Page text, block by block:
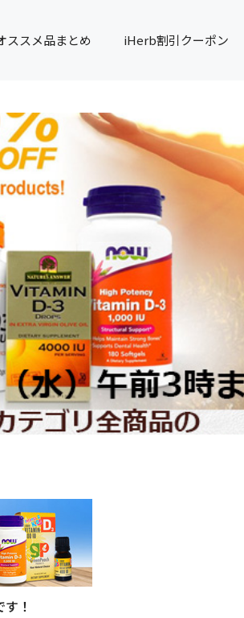
ススメ品まとめ iHerb割引クーポン
！